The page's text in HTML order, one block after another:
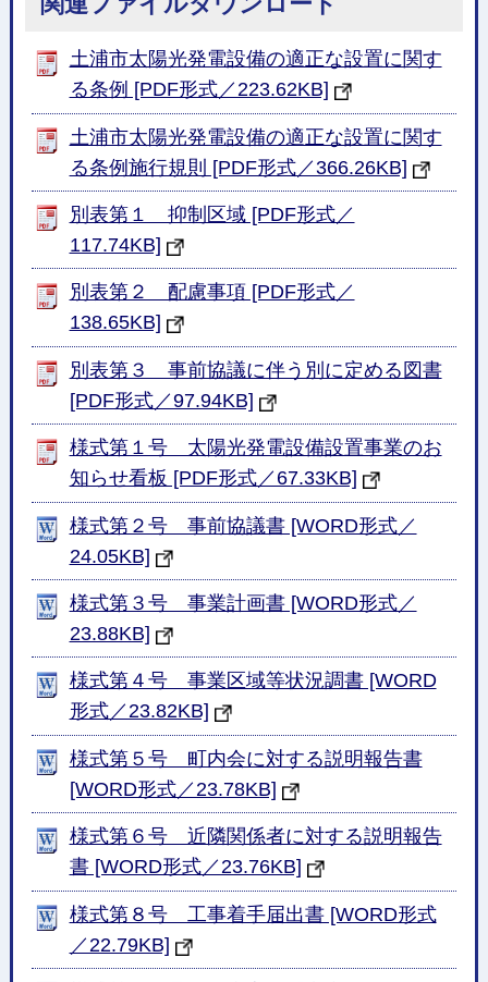
土浦市太陽光発電設備の適正な設置に関す
る条例 [PDF形式／223.62KB]
土浦市太陽光発電設備の適正な設置に関す
る条例施行規則 [PDF形式／366.26KB]
別表第１ 抑制区域 [PDF形式／
117.74KB]
別表第２ 配慮事項 [PDF形式／
138.65KB]
別表第３ 事前協議に伴う別に定める図書
[PDF形式／97.94KB]
様式第１号 太陽光発電設備設置事業のお
知らせ看板 [PDF形式／67.33KB]
様式第２号 事前協議書 [WORD形式／
24.05KB]
様式第３号 事業計画書 [WORD形式／
23.88KB]
様式第４号 事業区域等状況調書 [WORD
形式／23.82KB]
様式第５号 町内会に対する説明報告書
[WORD形式／23.78KB]
様式第６号 近隣関係者に対する説明報告
書 [WORD形式／23.76KB]
様式第８号 工事着手届出書 [WORD形式
／22.79KB]